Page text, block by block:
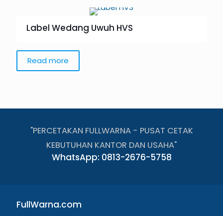
Label Wedang Uwuh HVS
Read more
"PERCETAKAN FULLWARNA - PUSAT CETAK
KEBUTUHAN KANTOR DAN USAHA"
WhatsApp: 0813-2676-5758
FullWarna.com